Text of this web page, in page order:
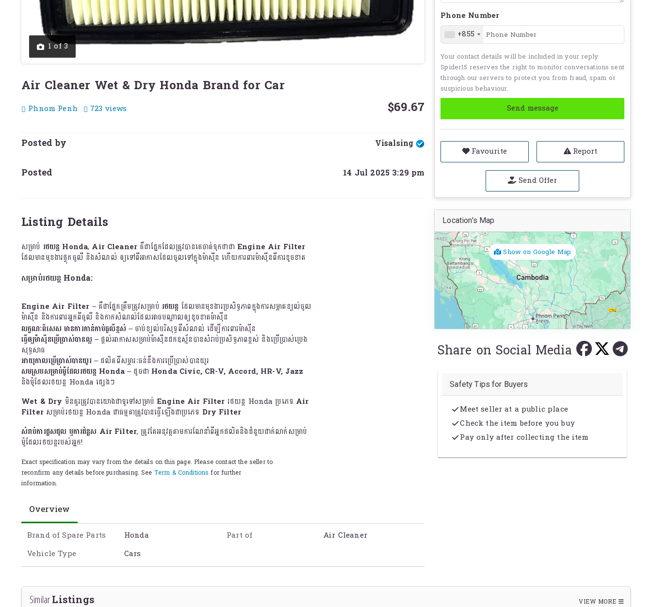
1 of 3
Air Cleaner Wet & Dry Honda Brand for Car
Phnom Penh 723 views $69.67
Posted by Visalsing
Posted 14 Jul 2025 3:29 pm
Listing Details
សម្រាប់ រថយន្ត Honda, Air Cleaner គឺជាផ្នែកដែលត្រូវបានគេចាត់ទុកថាជា Engine Air Filter
ដែលមានមុខងារផ្ទុកធូលី និងសំណល់ ឲ្យទៅពីអាកាសដែលចូលទៅក្នុងម៉ាស៊ីន ហើយការពារម៉ាស៊ីនពីការខូចខាត
សម្រាប់រថយន្ត Honda:
Engine Air Filter – គឺជាផ្នែកត្រឹមត្រូវសម្រាប់ រថយន្ត ដែលមានមុខងារប្រសិទ្ធភាពក្នុងការសម្អាតខ្យល់ចូល
ម៉ាស៊ីន និងការពារអ្នកពីធូលី និងកាកសំណល់ដែលអាចបណ្តាលឲ្យខូចខាតម៉ាស៊ីន
លក្ខណៈពិសេសមានការកាន់កាប់ធូលីខ្ពស់– ចាប់ខ្យល់បរិសុទ្ធពីសំណល់ ដើម្បីការពារម៉ាស៊ីន
ធ្វើឲ្យម៉ាស៊ីនប្រើប្រាស់បានល្អ– ផ្តល់អាកាសសម្រាប់ម៉ាស៊ីនដកឧស្ម័នបានសំរាប់ប្រសិទ្ធភាពខ្ពស់ និងប្រើប្រាស់ប្រេង
សុទ្ធសាធ
អាយុកាលប្រើប្រាស់បានយូរ– ផលិតពីសម្ភារៈធន់នឹងការប្រើប្រាស់បានយូរ
សមស្របសម្រាប់ម៉ូដែលរថយន្ត Honda– ដូចជា Honda Civic, CR-V, Accord, HR-V, Jazz
និងម៉ូដែលរថយន្ត Honda ផ្សេងៗ
Wet & Dry មិនគួរត្រូវបានយោងជាទូទៅសម្រាប់ Engine Air Filter រថយន្ត Honda ប្រភេទ Air
Filterសម្រាប់រថយន្ត Honda ជាធម្មតាត្រូវបានធ្វើឡើងជាប្រភេទ Dry Filter
សំរាប់ការជួសជុល ឬការជំនួស Air Filter, ត្រូវតែអនុវត្តតាមការណែនាំពីអ្នកផលិតនិងជំនួយជាក់លាក់សម្រាប់
ម៉ូដែលរថយន្តរបស់អ្នក! ️
Exact specification may vary from the details on this page. Please contact the seller to
reconfirm any details before purchasing. See Term & Conditions for further
information.
Overview
Brand of Spare Parts
Honda
Vehicle Type
Cars
Part of Air Cleaner
Phone Number
+855
Your contact details will be included in your reply.
Spider15 reserves the right to monitor conversations sent
through our servers to protect you from fraud, spam or
suspicious behaviour.
Send message
Favourite Report
Send Offer
Location's Map
Show on Google Map
Share on Social Media
Safety Tips for Buyers
Meet seller at a public place
Check the item before you buy
Pay only after collecting the item
SimilarListings VIEW MORE